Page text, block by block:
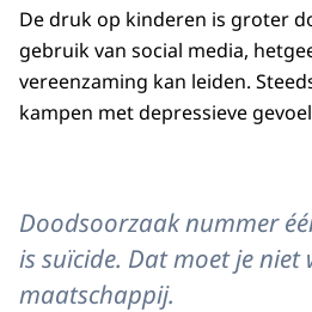
De druk op kinderen is groter
gebruik van social media,
vereenzaming kan leiden.
kampen met depressieve
Doodsoorzaak nummer
is suïcide. Dat moet je niet
maatschappij.